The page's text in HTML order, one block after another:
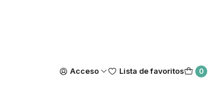
Acceso Lista de favoritos 0
Siam (10 piezas)